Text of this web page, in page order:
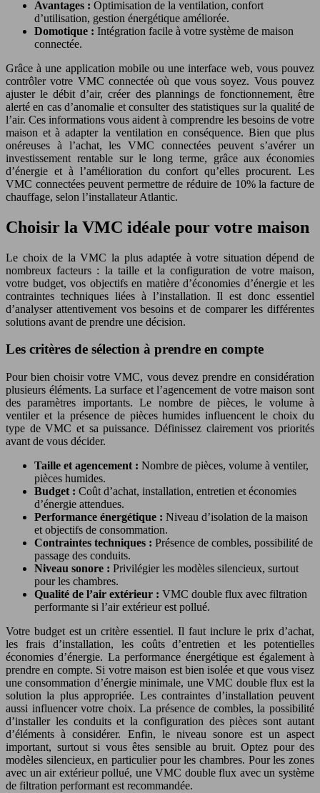
Avantages : Optimisation de la ventilation, confort
d’utilisation, gestion énergétique améliorée.
Domotique : Intégration facile à votre système de maison
connectée.
Grâce à une application mobile ou une interface web, vous pouvez
contrôler votre VMC connectée où que vous soyez. Vous pouvez
ajuster le débit d’air, créer des plannings de fonctionnement, être
alerté en cas d’anomalie et consulter des statistiques sur la qualité de
l’air. Ces informations vous aident à comprendre les besoins de votre
maison et à adapter la ventilation en conséquence. Bien que plus
onéreuses à l’achat, les VMC connectées peuvent s’avérer un
investissement rentable sur le long terme, grâce aux économies
d’énergie et à l’amélioration du confort qu’elles procurent. Les
VMC connectées peuvent permettre de réduire de 10% la facture de
chauffage, selon l’installateur Atlantic.
Choisir la VMC idéale pour votre maison
Le choix de la VMC la plus adaptée à votre situation dépend de
nombreux facteurs : la taille et la configuration de votre maison,
votre budget, vos objectifs en matière d’économies d’énergie et les
contraintes techniques liées à l’installation. Il est donc essentiel
d’analyser attentivement vos besoins et de comparer les différentes
solutions avant de prendre une décision.
Les critères de sélection à prendre en compte
Pour bien choisir votre VMC, vous devez prendre en considération
plusieurs éléments. La surface et l’agencement de votre maison sont
des paramètres importants. Le nombre de pièces, le volume à
ventiler et la présence de pièces humides influencent le choix du
type de VMC et sa puissance. Définissez clairement vos priorités
avant de vous décider.
Taille et agencement : Nombre de pièces, volume à ventiler,
pièces humides.
Budget : Coût d’achat, installation, entretien et économies
d’énergie attendues.
Performance énergétique : Niveau d’isolation de la maison
et objectifs de consommation.
Contraintes techniques : Présence de combles, possibilité de
passage des conduits.
Niveau sonore : Privilégier les modèles silencieux, surtout
pour les chambres.
Qualité de l’air extérieur : VMC double flux avec filtration
performante si l’air extérieur est pollué.
Votre budget est un critère essentiel. Il faut inclure le prix d’achat,
les frais d’installation, les coûts d’entretien et les potentielles
économies d’énergie. La performance énergétique est également à
prendre en compte. Si votre maison est bien isolée et que vous visez
une consommation d’énergie minimale, une VMC double flux est la
solution la plus appropriée. Les contraintes d’installation peuvent
aussi influencer votre choix. La présence de combles, la possibilité
d’installer les conduits et la configuration des pièces sont autant
d’éléments à considérer. Enfin, le niveau sonore est un aspect
important, surtout si vous êtes sensible au bruit. Optez pour des
modèles silencieux, en particulier pour les chambres. Pour les zones
avec un air extérieur pollué, une VMC double flux avec un système
de filtration performant est recommandée.